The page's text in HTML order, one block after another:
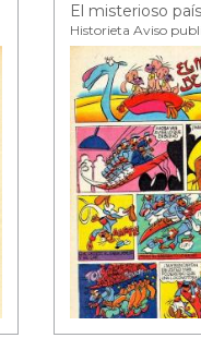
Historieta Aviso